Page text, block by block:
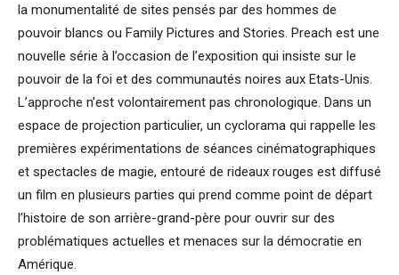
la monumentalité de sites pensés par des hommes de
pouvoir blancs ou Family Pictures and Stories. Preach est une
nouvelle série à l’occasion de l’exposition qui insiste sur le
pouvoir de la foi et des communautés noires aux Etats-Unis.
L’approche n’est volontairement pas chronologique. Dans un
espace de projection particulier, un cyclorama qui rappelle les
premières expérimentations de séances cinématographiques
et spectacles de magie, entouré de rideaux rouges est diffusé
un film en plusieurs parties qui prend comme point de départ
l’histoire de son arrière-grand-père pour ouvrir sur des
problématiques actuelles et menaces sur la démocratie en
Amérique.